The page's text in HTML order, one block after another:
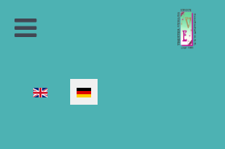
Sprache auswählen